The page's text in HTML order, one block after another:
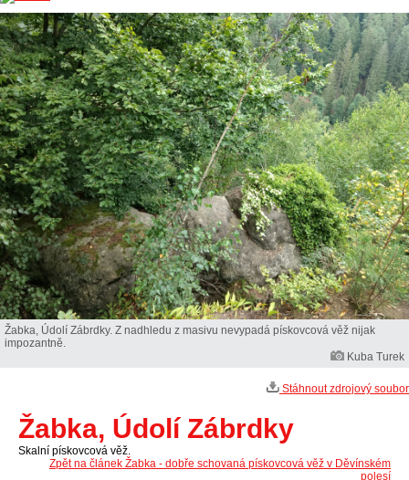
Žabka, Údolí Zábrdky. Z nadhledu z masivu nevypadá pískovcová věž nijak
impozantně.
Kuba Turek
Stáhnout zdrojový soubor
Žabka, Údolí Zábrdky
Skalní pískovcová věž.
Zpět na článek Žabka - dobře schovaná pískovcová věž v Děvínském
polesí